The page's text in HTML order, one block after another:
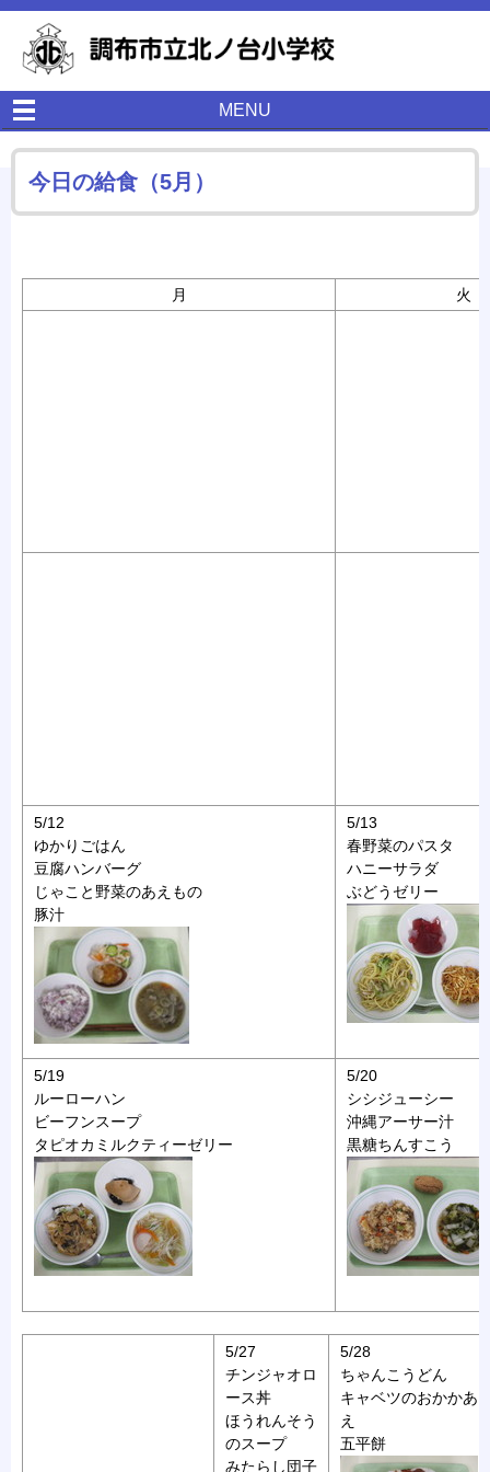
MENU
今日の給食（5月）
月 火
5/12
ゆかりごはん
豆腐ハンバーグ
じゃこと野菜のあえもの
豚汁
5/13
春野菜のパスタ
ハニーサラダ
ぶどうゼリー
5/19
ルーローハン
ビーフンスープ
タピオカミルクティーゼリー
5/20
シシジューシー
沖縄アーサー汁
黒糖ちんすこう
5/27
チンジャオロ
ース丼
ほうれんそう
のスープ
みたらし団子
5/28
ちゃんこうどん
キャベツのおかかあ
え
五平餅